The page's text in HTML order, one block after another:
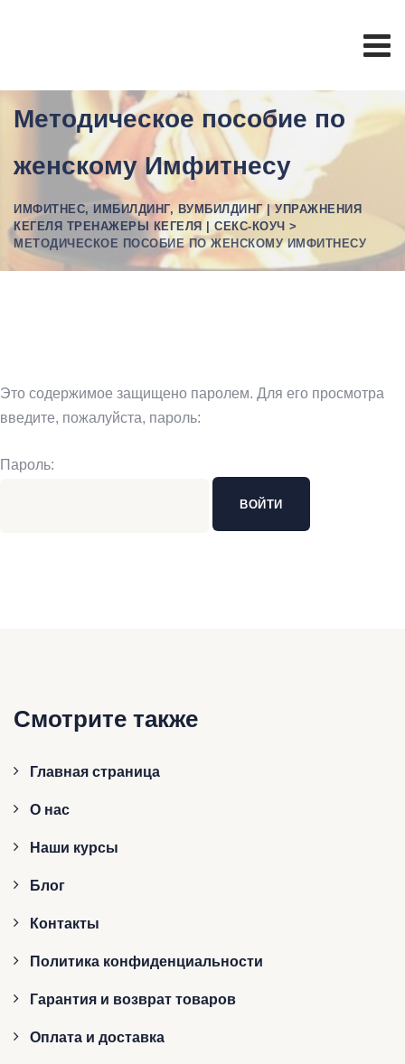
Методическое пособие по
женскому Имфитнесу
ИМФИТНЕС, ИМБИЛДИНГ, ВУМБИЛДИНГ | УПРАЖНЕНИЯ
КЕГЕЛЯ ТРЕНАЖЕРЫ КЕГЕЛЯ | СЕКС-КОУЧ >
МЕТОДИЧЕСКОЕ ПОСОБИЕ ПО ЖЕНСКОМУ ИМФИТНЕСУ
Это содержимое защищено паролем. Для его просмотра
введите, пожалуйста, пароль:
Пароль:
Смотрите также
Главная страница
О нас
Наши курсы
Блог
Контакты
Политика конфиденциальности
Гарантия и возврат товаров
Оплата и доставка